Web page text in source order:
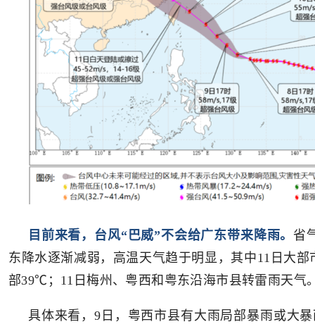
目前来看，台风“巴威”不会给广东带来降雨。省
东降水逐渐减弱，高温天气趋于明显，其中11日大
部39℃；11日梅州、粤西和粤东沿海市县转雷雨天气
具体来看，9日，粤西市县有大雨局部暴雨或大